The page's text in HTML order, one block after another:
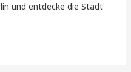
und entdecke die Stadt